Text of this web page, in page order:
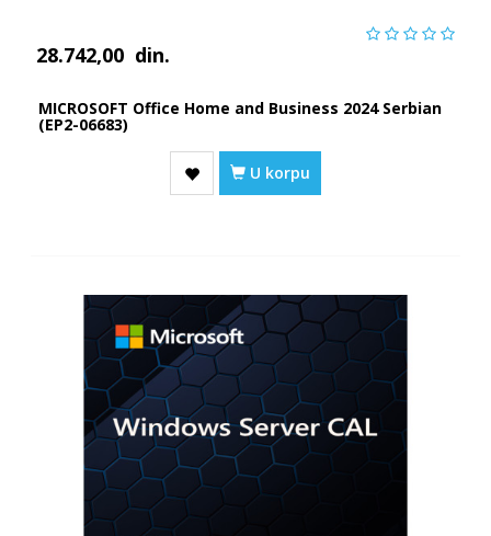
28.742,00 din.
MICROSOFT Office Home and Business 2024 Serbian
(EP2-06683)
U korpu